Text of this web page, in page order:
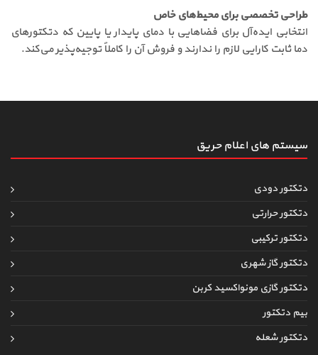
طراحی تخصصی برای محیط‌های خاص
انتخابی ایده‌آل برای فضاهایی با دمای پایدار یا پایین که دتکتورهای
دما ثابت کارایی لازم را ندارند و فروش آن را کاملاً توجیه‌پذیر می‌کند.
سیستم های اعلام حریق
دتکتور دودی
دتکتور حرارتی
دتکتور ترکیبی
دتکتور گاز شهری
دتکتور گازی مونواکسید کربن
بیم دتکتور
دتکتور شعله